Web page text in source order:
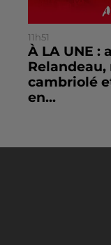
11h51
À LA UNE :
Relandeau,
cambriolé
en...